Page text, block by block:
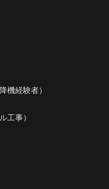
機経験者）
工事）